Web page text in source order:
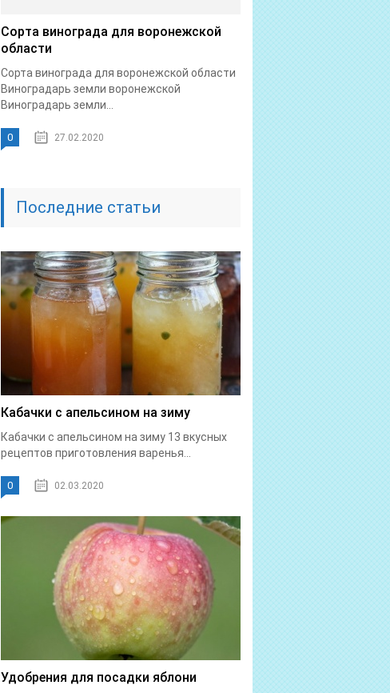
Сорта винограда для воронежской
области
Сорта винограда для воронежской области
Виноградарь земли воронежской
Виноградарь земли...
0 27.02.2020
Последние статьи
Кабачки с апельсином на зиму
Кабачки с апельсином на зиму 13 вкусных
рецептов приготовления варенья...
0 02.03.2020
Удобрения для посадки яблони